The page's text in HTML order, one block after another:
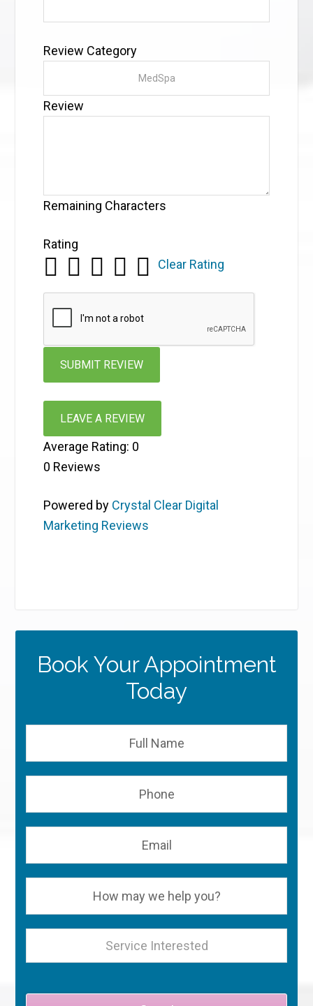
Review Category
Review
Remaining Characters
Rating
Clear Rating
LEAVE A REVIEW
Average Rating: 0
0 Reviews
Powered by Crystal Clear Digital
Marketing Reviews
Book Your Appointment
Today